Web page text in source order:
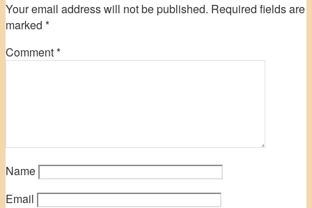
Your email address will not be published. Required fields are
marked *
Comment*
Name
Email